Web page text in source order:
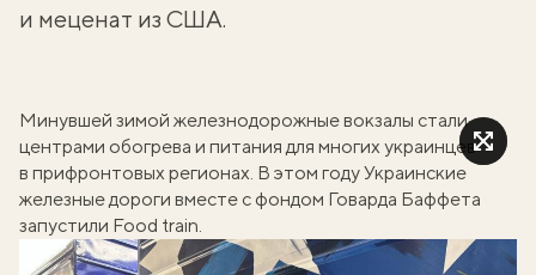
и меценат из США.
Минувшей зимой железнодорожные вокзалы стали
центрами обогрева и питания для многих украинцев
в прифронтовых регионах. В этом году Украинские
железные дороги вместе с фондом Говарда Баффета
запустили Food train.